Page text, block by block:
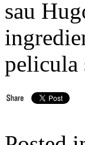
sau
pelicula